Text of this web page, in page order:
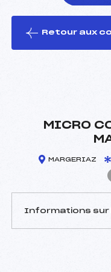
le ski
Retour aux
MICRO
MARGERIAZ
Informations sur